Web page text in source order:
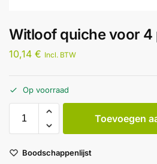
Witloof quiche voor 4
10,14 € Incl. BTW
Op voorraad
Toevoegen
Boodschappenlijst